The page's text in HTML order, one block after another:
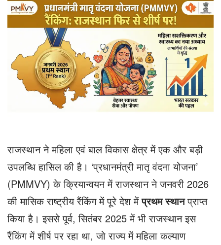
राजस्थान ने महिला एवं बाल विकास क्षेत्र में एक और बड़ी
उपलब्धि हासिल की है। ‘प्रधानमंत्री मातृ वंदना योजना’
(PMMVY) के क्रियान्वयन में राजस्थान ने जनवरी 2026
की मासिक राष्ट्रीय रैंकिंग में पूरे देश मेंप्रथम स्थानप्राप्त
किया है। इससे पूर्व, सितंबर 2025 में भी राजस्थान इस
रैंकिंग में शीर्ष पर रहा था, जो राज्य में महिला कल्याण